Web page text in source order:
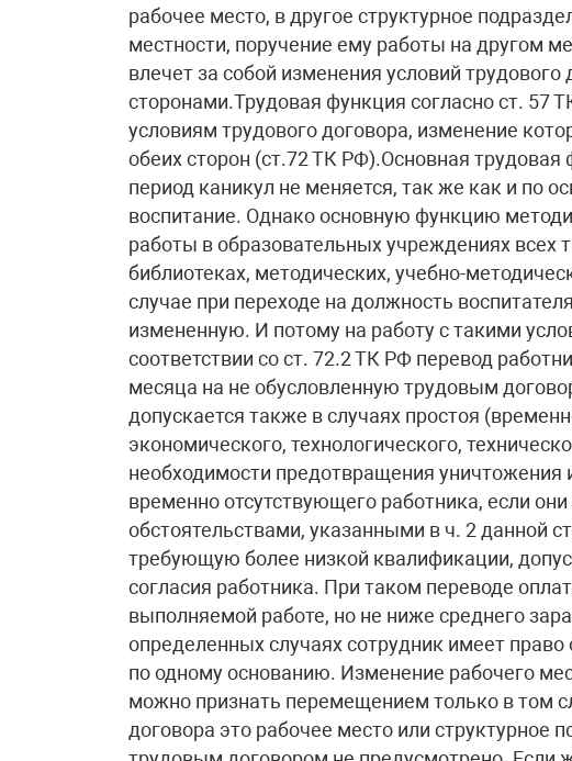
рабочее место, в другое структурное
местности, поручение ему работы на другом
влечет за собой изменения условий
сторонами.Трудовая функция согласно ст. 57
условиям трудового договора, изменение
обеих сторон (ст.72 ТК РФ).Основная трудовая
период каникул не меняется, так же как и по
воспитание. Однако основную функцию
работы в образовательных учреждениях всех
библиотеках, методических, учебно-
случае при переходе на должность
измененную. И потому на работу с такими
соответствии со ст. 72.2 ТК РФ перевод
месяца на не обусловленную трудовым
допускается также в случаях простоя
экономического, технологического,
необходимости предотвращения
временно отсутствующего работника, если
обстоятельствами, указанными в ч. 2 данной
требующую более низкой квалификации,
согласия работника. При таком переводе
выполняемой работе, но не ниже среднего
определенных случаях сотрудник имеет
по одному основанию. Изменение рабочего
можно признать перемещением только в том
договора это рабочее место или структурное